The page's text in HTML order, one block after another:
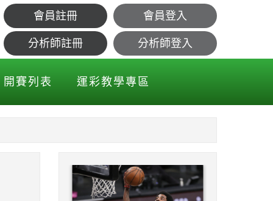
會員註冊 會員登入
分析師註冊 分析師登入
開賽列表 運彩教學專區